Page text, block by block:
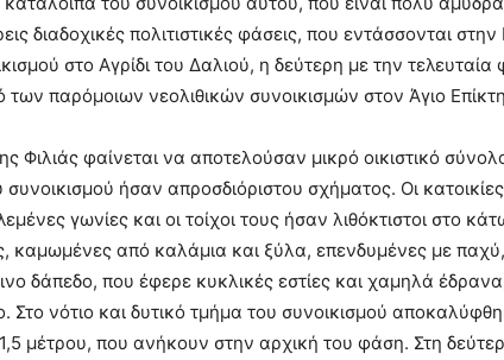
διαδοχικές πολιτιστικές φάσεις, που εντάσσονται
στο Αγρίδι του Δαλιού, η δεύτερη με την
των παρόμοιων νεολιθικών συνοικισμών στον Άγιο
Φιλιάς φαίνεται να αποτελούσαν μικρό οικιστικό
ήσαν απροσδιόριστου σχήματος. Οι
γωνίες και οι τοίχοι τους ήσαν λιθόκτιστοι στο
καμωμένες από καλάμια και ξύλα, επενδυμένες με
δάπεδο, που έφερε κυκλικές εστίες και χαμηλά
Στο νότιο και δυτικό τμήμα του συνοικισμού
μέτρου, που ανήκουν στην αρχική του φάση. Στη